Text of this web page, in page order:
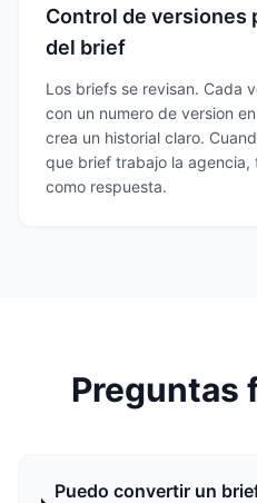
Control de versiones
del brief
Los briefs se revisan. Cada
con un numero de version
crea un historial claro.
que brief trabajo la agencia,
como respuesta.
Preguntas
Puedo convertir un